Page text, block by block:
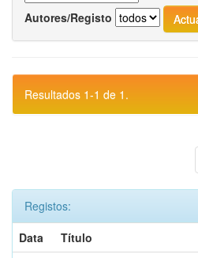
Autores/Registo
Resultados 1-1 de 1.
Registos:
Data
Título